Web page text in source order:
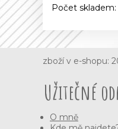
Počet skladem:
zboží v e-shopu:
Užitečné
O mně